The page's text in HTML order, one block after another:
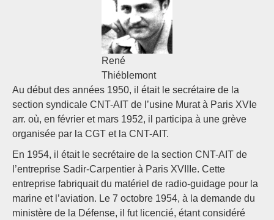
René
Thiéblemont
Au début des années 1950, il était le secrétaire de la
section syndicale CNT-AIT de l’usine Murat à Paris XVIe
arr. où, en février et mars 1952, il participa à une grève
organisée par la CGT et la CNT-AIT.
En 1954, il était le secrétaire de la section CNT-AIT de
l’entreprise Sadir-Carpentier à Paris XVIIIe. Cette
entreprise fabriquait du matériel de radio-guidage pour la
marine et l’aviation. Le 7 octobre 1954, à la demande du
ministère de la Défense, il fut licencié, étant considéré